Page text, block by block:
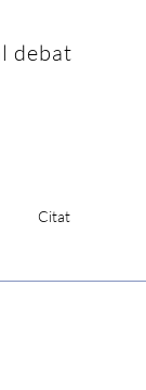
debat
Citat